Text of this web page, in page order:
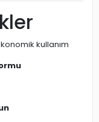
kullanım